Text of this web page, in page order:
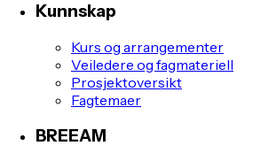
Kunnskap
Kurs og arrangementer
Veiledere og fagmateriell
Prosjektoversikt
Fagtemaer
BREEAM